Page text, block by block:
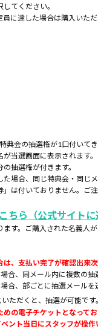
てください。
に達した場合は購入いただ
典会の抽選権が1口付いてき
当選画面に表示されます。
抽選権が付きます。
場合、同じ特典会・同じメ
は付いておりません。ご
ら（公式サイトに
す。ご購入された名義人
、支払い完了が確認出来
合、同メール内に複数の抽
合、部ごとに抽選メールを
ただくと、抽選が可能です。
の電子チケットとなって
ント当日にスタッフが操